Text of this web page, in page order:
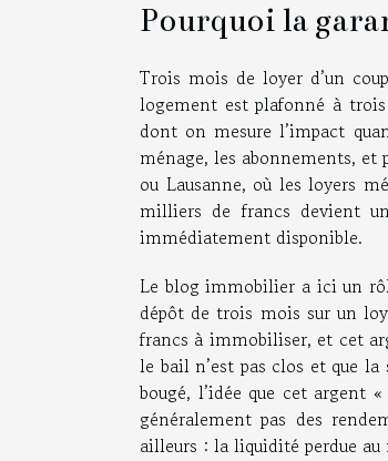
Pourquoi la
Trois mois de loyer d’un
logement est plafonné à
dont on mesure l’impact
ménage, les abonnements,
ou Lausanne, où les loyers
milliers de francs devient
immédiatement disponible.
Le blog immobilier a ici un
dépôt de trois mois sur un
francs à immobiliser, et cet
le bail n’est pas clos et que
bougé, l’idée que cet argent
généralement pas des
ailleurs : la liquidité perdue